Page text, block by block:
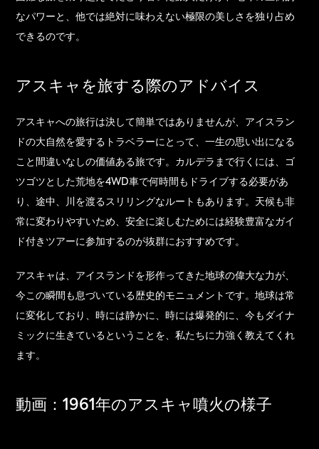
なパワーと、他では絶対に味わえない極限の美しさを独り占め
できるのです。
アスキャを旅する際のアドバイス
アスキャへの旅行は決して簡単ではありませんが、アイスラン
ドの大自然を愛するトラベラーにとって、一生の思い出になる
こと間違いなしの価値ある旅です。カルデラまで行くには、ゴ
ツゴツとした荒地を4WD車で何時間もドライブする必要があ
り、途中、川を渡るスリリングなルートもあります。天候も非
常に変わりやすいため、安全に楽しむためには経験豊富なガイ
ド付きツアーに参加するのが抜群におすすめです。
アスキャは、アイスランドを形作ってきた地球の偉大な力が、
今この瞬間も息づいている歴史的モニュメントです。地球は常
に変化しており、時には静かに、時には爆発的に、今もダイナ
ミックに生きているということを、私たちに力強く教えてくれ
ます。
動画：1961年のアスキャ噴火の様子